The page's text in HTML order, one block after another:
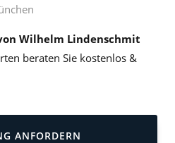
Wilhelm Lindenschmit
beraten Sie kostenlos &
ANFORDERN